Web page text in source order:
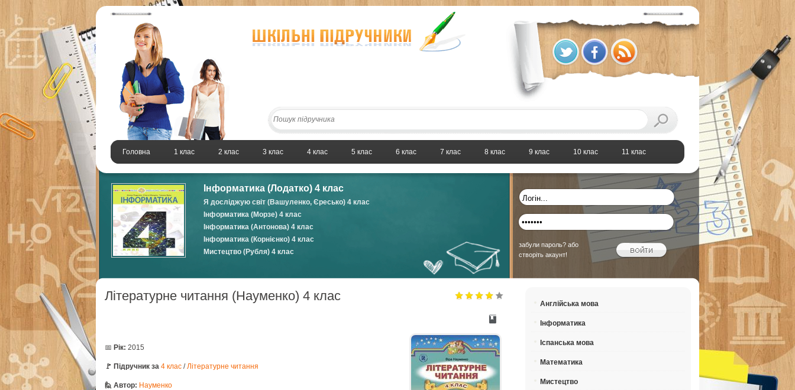
Головна 1 клас 2 клас 3 клас 4 клас 5 клас 6 клас 7 клас 8 клас 9 клас 10 клас 11 клас
забули пароль? або
створіть акаунт!
Інформатика (Лодатко) 4 клас
Я досліджую світ (Вашуленко, Єресько) 4 клас
Інформатика (Морзе) 4 клас
Інформатика (Антонова) 4 клас
Інформатика (Корнієнко) 4 клас
Мистецтво (Рубля) 4 клас
Літературне читання (Науменко) 4 клас
📅 Рік: 2015
🚩 Підручник за 4 клас /Літературне читання
🙋 Автор: Науменко
Англійська мова
Інформатика
Іспанська мова
Математика
Мистецтво